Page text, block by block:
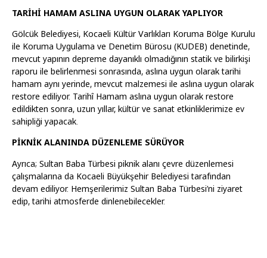
TARİHİ HAMAM ASLINA UYGUN OLARAK YAPLIYOR
Gölcük Belediyesi, Kocaeli Kültür Varlıkları Koruma Bölge Kurulu
ile Koruma Uygulama ve Denetim Bürosu (KUDEB) denetinde,
mevcut yapının depreme dayanıklı olmadığının statik ve bilirkişi
raporu ile belirlenmesi sonrasında, aslına uygun olarak tarihi
hamam aynı yerinde, mevcut malzemesi ile aslına uygun olarak
restore ediliyor. Tarihî Hamam aslına uygun olarak restore
edildikten sonra, uzun yıllar, kültür ve sanat etkinliklerimize ev
sahipliği yapacak.
PİKNİK ALANINDA DÜZENLEME SÜRÜYOR
Ayrıca; Sultan Baba Türbesi piknik alanı çevre düzenlemesi
çalışmalarına da Kocaeli Büyükşehir Belediyesi tarafından
devam ediliyor. Hemşerilerimiz Sultan Baba Türbesi’ni ziyaret
edip, tarihi atmosferde dinlenebilecekler.